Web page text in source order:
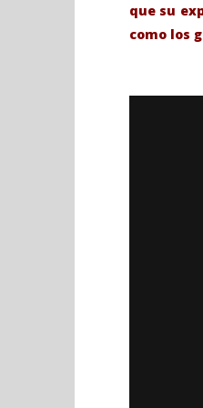
PSOE,
solución al
cotorras
que su
como los